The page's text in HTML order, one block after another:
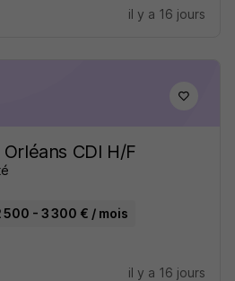
il y a 16 jours
CDI H/F
500 - 3 300 € / mois
il y a 16 jours